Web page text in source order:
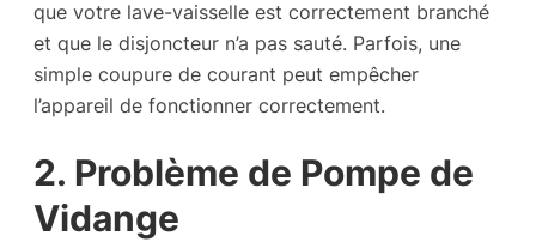
que votre lave-vaisselle est correctement branché
et que le disjoncteur n’a pas sauté. Parfois, une
simple coupure de courant peut empêcher
l’appareil de fonctionner correctement.
2. Problème de Pompe de
Vidange